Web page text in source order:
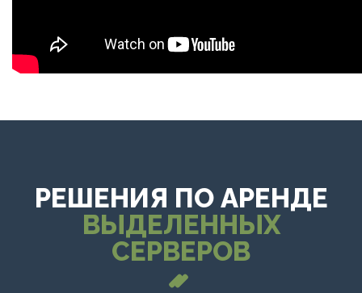
РЕШЕНИЯ ПО АРЕНДЕ
ВЫДЕЛЕННЫХ
СЕРВЕРОВ